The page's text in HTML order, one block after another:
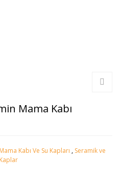
Mama Kabı
Kabı Ve Su Kapları , Seramik ve